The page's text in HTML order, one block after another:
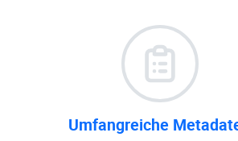
Umfangreiche